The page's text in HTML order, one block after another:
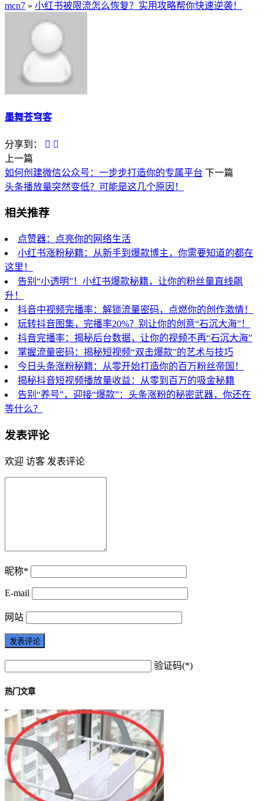
mcn7 » 小红书被限流怎么恢复？实用攻略帮你快速逆袭！
墨舞苍穹客
分享到：
上一篇
如何创建微信公众号：一步步打造你的专属平台 下一篇
头条播放量突然变低？可能是这几个原因！
相关推荐
点赞器：点亮你的网络生活
小红书涨粉秘籍：从新手到爆款博主，你需要知道的都在
这里！
告别“小透明”！小红书爆款秘籍，让你的粉丝量直线飙
升！
抖音中视频完播率：解锁流量密码，点燃你的创作激情！
玩转抖音图集，完播率20%？别让你的创意“石沉大海”！
抖音完播率：揭秘后台数据，让你的视频不再“石沉大海”
掌握流量密码：揭秘短视频“双击爆款”的艺术与技巧
今日头条涨粉秘籍：从零开始打造你的百万粉丝帝国！
揭秘抖音短视频播放量收益：从零到百万的吸金秘籍
告别“养号”，迎接“爆款”：头条涨粉的秘密武器，你还在
等什么？
发表评论
欢迎 访客 发表评论
昵称*
E-mail
网站
验证码(*)
热门文章